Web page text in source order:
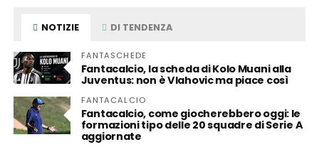
NOTIZIE DI TENDENZA
FANTASCHEDE
Fantacalcio, la scheda di Kolo Muani alla
Juventus: non è Vlahovic ma piace così
FANTACALCIO
Fantacalcio, come giocherebbero oggi: le
formazioni tipo delle 20 squadre di Serie A
aggiornate